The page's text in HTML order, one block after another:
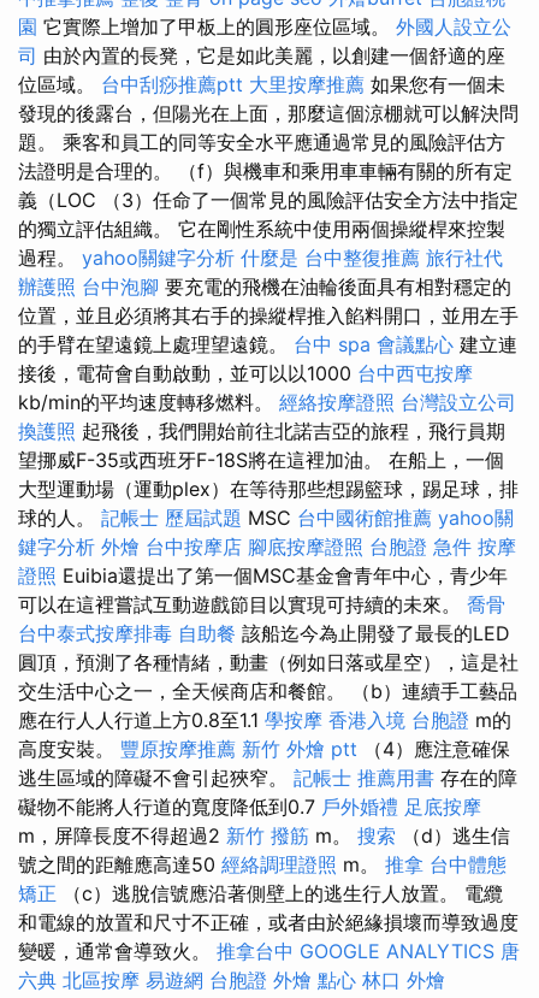
園 它實際上增加了甲板上的圓形座位區域。 外國人設立公
司 由於內置的​​長凳，它是如此美麗，以創建一個舒適的座
位區域。 台中刮痧推薦ptt 大里按摩推薦 如果您有一個未
發現的後露台，但陽光在上面，那麼這個涼棚就可以解決問
題。 乘客和員工的同等安全水平應通過常見的風險評估方
法證明是合理的。 （f）與機車和乘用車車輛有關的所有定
義（LOC （3）任命了一個常見的風險評估安全方法中指定
的獨立評估組織。 它在剛性系統中使用兩個操縱桿來控製
過程。 yahoo關鍵字分析 什麼是 台中整復推薦 旅行社代
辦護照 台中泡腳 要充電的飛機在油輪後面具有相對穩定的
位置，並且必須將其右手的操縱桿推入餡料開口，並用左手
的手臂在望遠鏡上處理望遠鏡。 台中 spa 會議點心 建立連
接後，電荷會自動啟動，並可以以1000 台中西屯按摩
kb/min的平均速度轉移燃料。 經絡按摩證照 台灣設立公司
換護照 起飛後，我們開始前往北諾吉亞的旅程，飛行員期
望挪威F-35或西班牙F-18S將在這裡加油。 在船上，一個
大型運動場（運動plex）在等待那些想踢籃球，踢足球，排
球的人。 記帳士 歷屆試題 MSC 台中國術館推薦 yahoo關
鍵字分析 外燴 台中按摩店 腳底按摩證照 台胞證 急件 按摩
證照 Euibia還提出了第一個MSC基金會青年中心，青少年
可以在這裡嘗試互動遊戲節目以實現可持續的未來。 喬骨
台中泰式按摩排毒 自助餐 該船迄今為止開發了最長的LED
圓頂，預測了各種情緒，動畫（例如日落或星空），這是社
交生活中心之一，全天候商店和餐館。 （b）連續手工藝品
應在行人人行道上方0.8至1.1 學按摩 香港入境 台胞證 m的
高度安裝。 豐原按摩推薦 新竹 外燴 ptt （4）應注意確保
逃生區域的障礙不會引起狹窄。 記帳士 推薦用書 存在的障
礙物不能將人行道的寬度降低到0.7 戶外婚禮 足底按摩
m，屏障長度不得超過2 新竹 撥筋 m。 搜索 （d）逃生信
號之間的距離應高達50 經絡調理證照 m。 推拿 台中體態
矯正 （c）逃脫信號應沿著側壁上的逃生行人放置。 電纜
和電線的放置和尺寸不正確，或者由於絕緣損壞而導致過度
變暖，通常會導致火。 推拿台中 GOOGLE ANALYTICS 唐
六典 北區按摩 易遊網 台胞證 外燴 點心 林口 外燴